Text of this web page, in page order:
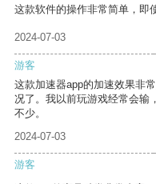
这款软件的操作非常简单，即
2024-07-03
游客
这款加速器app的加速效果非
况了。我以前玩游戏经常会输
不少。
2024-07-03
游客